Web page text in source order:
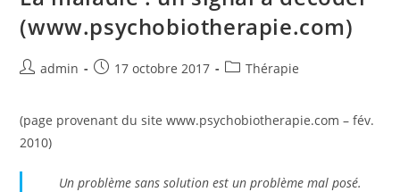
(www.psychobiotherapie.com)
Auteur/autrice
publication :
admin
Publication
17 octobre 2017
PostThérapie
(page provenant du site www.psychobiotherapie.com – fév.
2010)
Un problème sans solution est un problème mal posé.